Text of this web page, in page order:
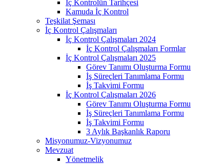
İç Kontrolün Tarihçesi
Kamuda İç Kontrol
Teşkilat Şeması
İç Kontrol Çalışmaları
İç Kontrol Çalışmaları 2024
İç Kontrol Çalışmaları Formlar
İç Kontrol Çalışmaları 2025
Görev Tanımı Oluşturma Formu
İş Süreçleri Tanımlama Formu
İş Takvimi Formu
İç Kontrol Çalışmaları 2026
Görev Tanımı Oluşturma Formu
İş Süreçleri Tanımlama Formu
İş Takvimi Formu
3 Aylık Başkanlık Raporu
Misyonumuz-Vizyonumuz
Mevzuat
Yönetmelik